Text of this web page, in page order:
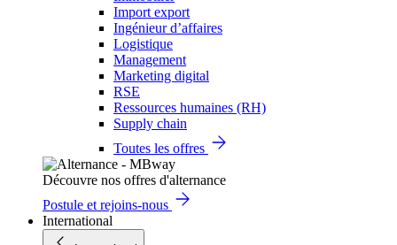
Import export
Ingénieur d’affaires
Logistique
Management
Marketing digital
RSE
Ressources humaines (RH)
Supply chain
Toutes les offres
Découvre nos offres d'alternance
Postule et rejoins-nous
International